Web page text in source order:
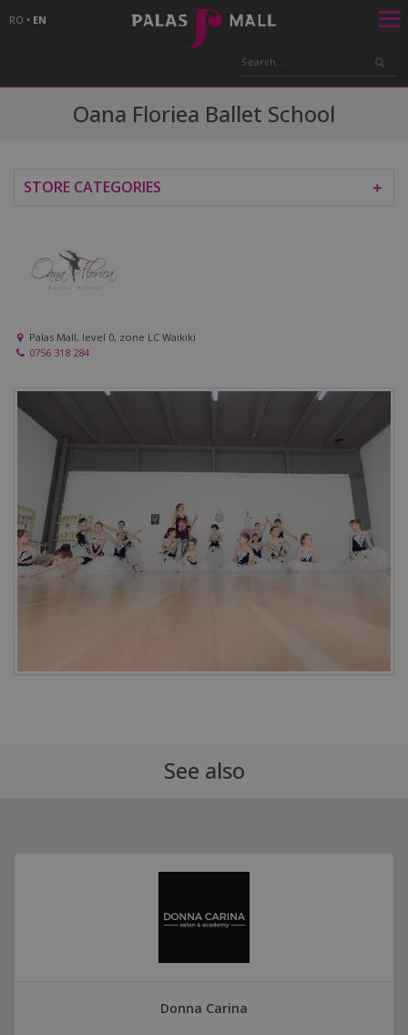
RO • EN
Oana Floriea Ballet School
STORE CATEGORIES ＋
Palas Mall, level 0, zone LC Waikiki
0756 318 284
See also
Donna Carina